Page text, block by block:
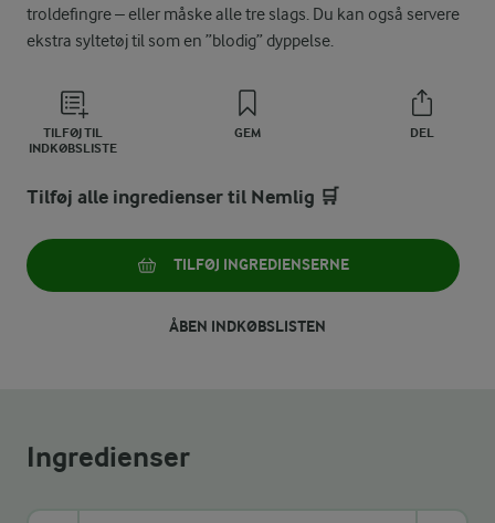
troldefingre – eller måske alle tre slags. Du kan også servere
ekstra syltetøj til som en ”blodig” dyppelse.
TILFØJ TIL
INDKØBSLISTE
GEM DEL
Tilføj alle ingredienser til Nemlig 🛒
TILFØJ INGREDIENSERNE
ÅBEN INDKØBSLISTEN
Ingredienser